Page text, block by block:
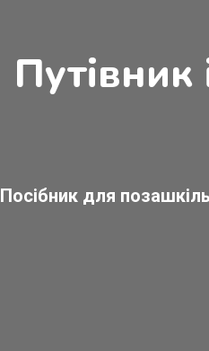
Посібник для